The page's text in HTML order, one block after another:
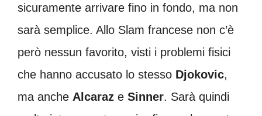
sicuramente arrivare fino in fondo, ma non
sarà semplice. Allo Slam francese non c’è
però nessun favorito, visti i problemi fisici
che hanno accusato lo stesso Djokovic,
ma anche Alcaraz e Sinner. Sarà quindi